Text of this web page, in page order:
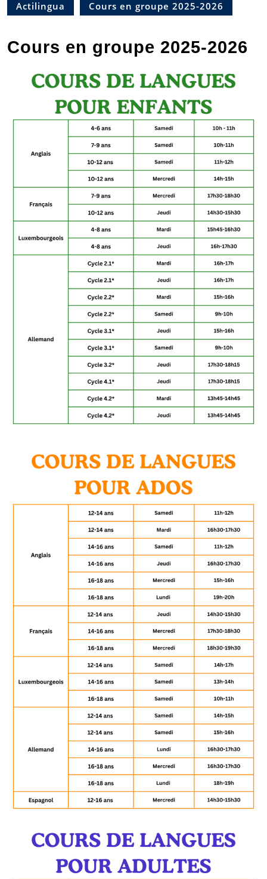
Actilingua Cours en groupe 2025-2026
Cours en groupe 2025-2026